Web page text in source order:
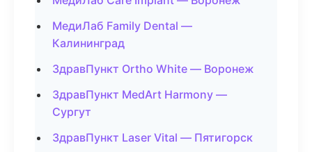
МедиЛаб Family Dental —
Калининград
ЗдравПункт Ortho White — Воронеж
ЗдравПункт MedArt Harmony —
Сургут
ЗдравПункт Laser Vital — Пятигорск